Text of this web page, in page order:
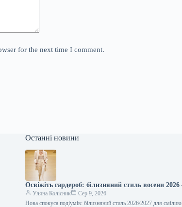
for the next time I comment.
Останні новини
Освіжіть гардероб: білизняний стиль восени 2026
Уляна Колісник
Сер 9, 2026
Нова спокуса подіумів: білизняний стиль 2026/2027 для